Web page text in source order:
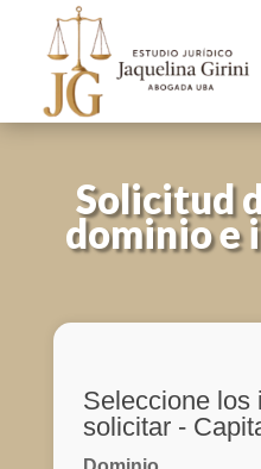
Solicitud
dominio e
Seleccione los
solicitar -